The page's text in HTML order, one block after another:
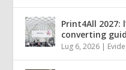
Print4All
converting
Lug 6, 2026